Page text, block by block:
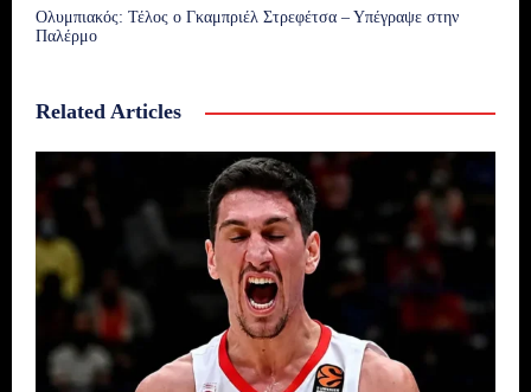
Ολυμπιακός: Τέλος ο Γκαμπριέλ Στρεφέτσα – Υπέγραψε στην
Παλέρμο
Related Articles